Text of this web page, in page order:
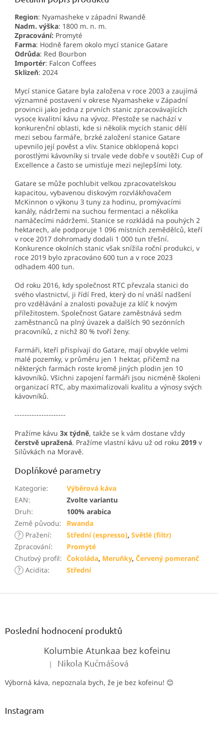
Region: Nyamasheke v západní Rwandě
Nadm. výška: 1800 m. n. m.
Zpracování: Promyté
Farma: Hodně farem okolo mycí stanice Gatare
Odrůda: Red Bourbon
Importér: Falcon Coffees
Sklizeň: 2024
Mycí stanice Gatare byla založena v roce 2003 a zaujímá
významné postavení v okrese Nyamasheke v Západní
provincii jako jedna z prvních stanic zpracovávajících
vysoce kvalitní kávu na vývoz. Přestože se nachází v
konkurenční oblasti, kde si několik mycích stanic dělí
mezi sebou farmáře, brzké založení stanice Gatare
upevnilo její pověst a vliv. Stanice obklopená kopci
porostlými kávovníky si trvale vede dobře v soutěži Cup of
Excellence a často se umisťuje mezi nejlepšími loty.
Gatare se může pochlubit velkou zpracovatelskou
kapacitou, vybavenou diskovým rozvlákňovačem
McKinnon o výkonu 3 tuny za hodinu, promývacími
kanály, nádržemi na suchou fermentaci a několika
namáčecími nádržemi. Stanice se rozkládá na pouhých 2
hektarech, ale podporuje 1 096 místních zemědělců, kteří
v roce 2017 dohromady dodali 1 000 tun třešní.
Konkurence okolních stanic však snížila roční produkci, v
roce 2019 bylo zpracováno 600 tun a v roce 2023
odhadem 400 tun.
Od roku 2016, kdy společnost RTC převzala stanici do
svého vlastnictví, ji řídí Fred, který do ní vnáší nadšení
pro vzdělávání a znalosti považuje za klíč k novým
příležitostem. Společnost Gatare zaměstnává sedm
zaměstnanců na plný úvazek a dalších 90 sezónních
pracovníků, z nichž 80 % tvoří ženy.
Farmáři, kteří přispívají do Gatare, mají obvykle velmi
malé pozemky, v průměru jen 1 hektar, přičemž na
některých farmách roste kromě jiných plodin jen 10
kávovníků. Všichni zapojení farmáři jsou nicméně školeni
organizací RTC, aby maximalizovali kvalitu a výnosy svých
kávovníků.
---------------------
Pražíme kávu 3x týdně, takže se k vám dostane vždy
čerstvě upražená. Pražíme vlastní kávu už od roku 2019 v
Silůvkách na Moravě.
Doplňkové parametry
Kategorie:
Výběrová káva
EAN:
Zvolte variantu
Druh:
100% arabica
Země původu:
Rwanda
? Pražení: Střední (espresso), Světlé (filtr)
Zpracování:
Promyté
Chuťový profil: Čokoláda, Meruňky, Červený pomeranč
? Acidita: Střední
Z
Poslední hodnocení produktů
Kolumbie Atunkaa bez kofeinu
Hodnocení produktu je 5 z 5 hvězdiček.
| Nikola Kučmášová
Výborná káva, nepoznala bych, že je bez kofeinu! 😊
Instagram